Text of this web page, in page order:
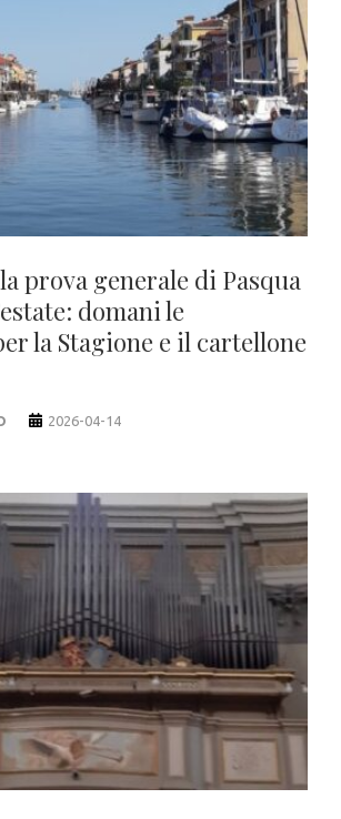
prova generale di Pasqua
domani le
la Stagione e il cartellone
2026-04-14